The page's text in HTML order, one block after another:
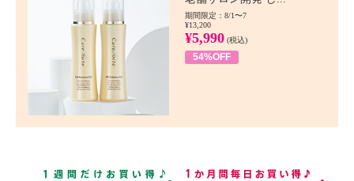
期間限定：8/1〜7
¥13,200
¥5,990 (税込)
54%OFF